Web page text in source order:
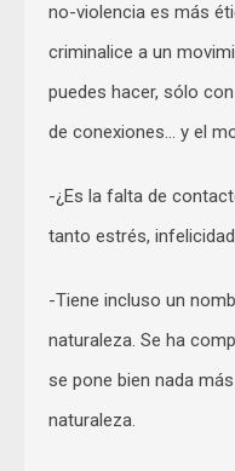
no-violencia es más
criminalice a un
puedes hacer, sólo
de conexiones… y el
-¿Es la falta de
tanto estrés,
-Tiene incluso un
naturaleza. Se ha
se pone bien nada
naturaleza.